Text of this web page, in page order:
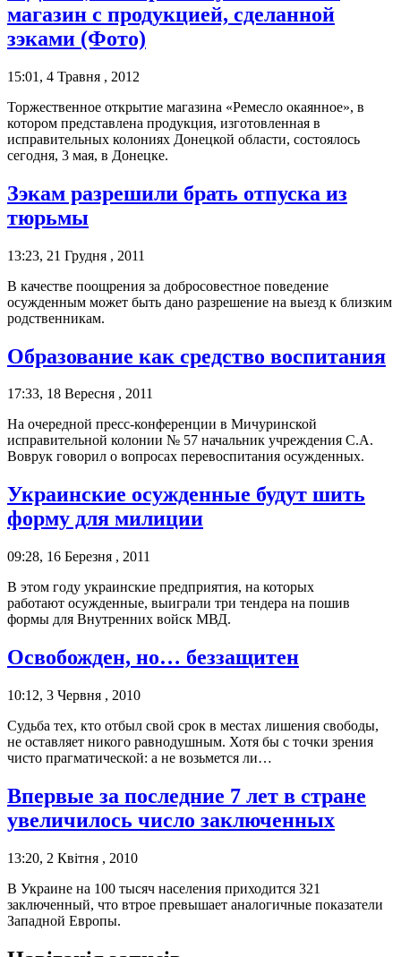
магазин с продукцией, сделанной
зэками (Фото)
15:01, 4 Травня , 2012
Торжественное открытие магазина «Ремесло окаянное», в
котором представлена продукция, изготовленная в
исправительных колониях Донецкой области, состоялось
сегодня, 3 мая, в Донецке.
Зэкам разрешили брать отпуска из
тюрьмы
13:23, 21 Грудня , 2011
В качестве поощрения за добросовестное поведение
осужденным может быть дано разрешение на выезд к близким
родственникам.
Образование как средство воспитания
17:33, 18 Вересня , 2011
На очередной пресс-конференции в Мичуринской
исправительной колонии № 57 начальник учреждения С.А.
Воврук говорил о вопросах перевоспитания осужденных.
Украинские осужденные будут шить
форму для милиции
09:28, 16 Березня , 2011
В этом году украинские предприятия, на которых
работают осужденные, выиграли три тендера на пошив
формы для Внутренних войск МВД.
Освобожден, но… беззащитен
10:12, 3 Червня , 2010
Судьба тех, кто отбыл свой срок в местах лишения свободы,
не оставляет никого равнодушным. Хотя бы с точки зрения
чисто прагматической: а не возьмется ли…
Впервые за последние 7 лет в стране
увеличилось число заключенных
13:20, 2 Квітня , 2010
В Украине на 100 тысяч населения приходится 321
заключенный, что втрое превышает аналогичные показатели
Западной Европы.